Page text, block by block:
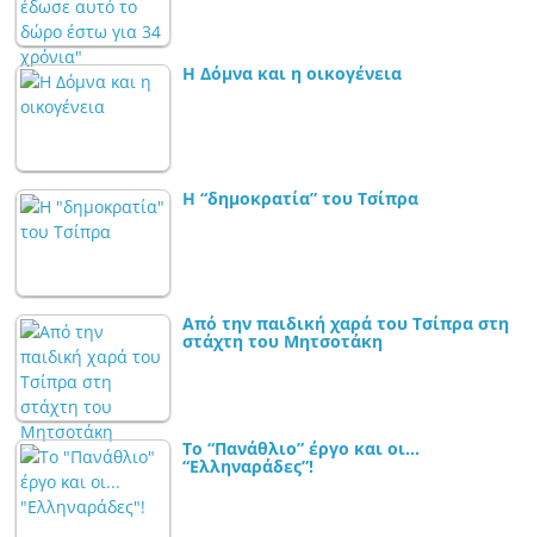
Η Δόμνα και η οικογένεια
Η “δημοκρατία” του Τσίπρα
Από την παιδική χαρά του Τσίπρα στη
στάχτη του Μητσοτάκη
Το “Πανάθλιο” έργο και οι…
“Ελληναράδες”!